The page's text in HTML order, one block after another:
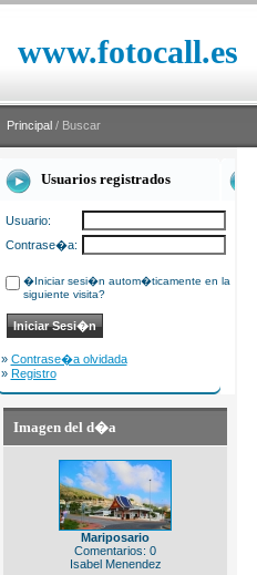
www.fotocall.es
Principal / Buscar
Usuarios registrados
Usuario:
Contrase�a:
�Iniciar sesi�n autom�ticamente en la
siguiente visita?
» Contrase�a olvidada
» Registro
Imagen del d�a
Mariposario
Comentarios: 0
Isabel Menendez